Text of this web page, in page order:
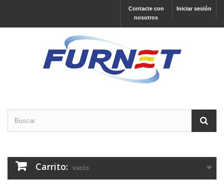
Iniciar sesión
Contacte con
nosotros
Carrito: vacío